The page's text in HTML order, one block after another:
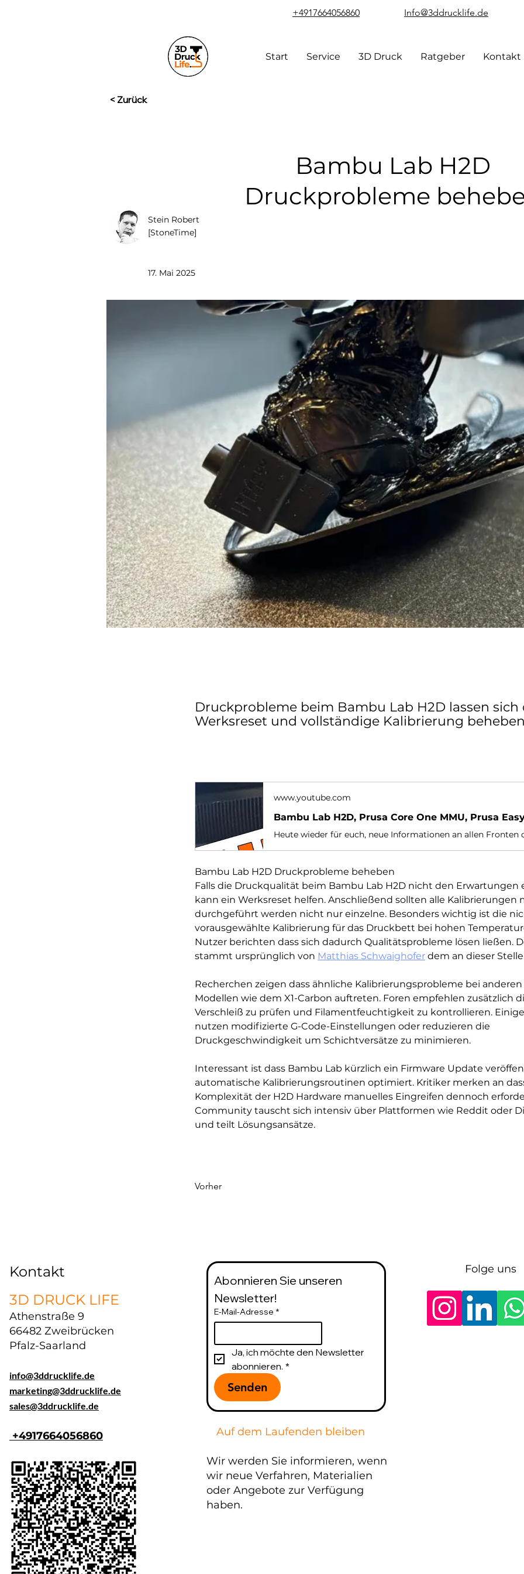
+4917664056860 Info@3ddrucklife.de
Start Service 3D Druck Ratgeber Kontakt
< Zurück
Stein Robert
[StoneTime]
Bambu Lab H2D
Druckprobleme
17. Mai 2025
Druckprobleme beim Bambu Lab H2D lassen sich
Werksreset und vollständige Kalibrierung
www.youtube.com
Bambu Lab H2D Druckprobleme beheben
Falls die Druckqualität beim Bambu Lab H2D nicht den Erwartungen
kann ein Werksreset helfen. Anschließend sollten alle Kalibrierungen
durchgeführt werden nicht nur einzelne. Besonders wichtig ist die
vorausgewählte Kalibrierung für das Druckbett bei hohen
Nutzer berichten dass sich dadurch Qualitätsprobleme lösen ließen.
stammt ursprünglich von Matthias Schwaighofer dem an dieser
Recherchen zeigen dass ähnliche Kalibrierungsprobleme bei
Modellen wie dem X1-Carbon auftreten. Foren empfehlen zusätzlich
Verschleiß zu prüfen und Filamentfeuchtigkeit zu kontrollieren.
nutzen modifizierte G-Code-Einstellungen oder reduzieren die
Druckgeschwindigkeit um Schichtversätze zu minimieren.
Interessant ist dass Bambu Lab kürzlich ein Firmware Update
automatische Kalibrierungsroutinen optimiert. Kritiker merken an
Komplexität der H2D Hardware manuelles Eingreifen dennoch
Community tauscht sich intensiv über Plattformen wie Reddit oder
und teilt Lösungsansätze.
Vorher
Kontakt
3D DRUCK LIFE
Athenstraße 9
66482 Zweibrücken
Pfalz-Saarland
info@3ddrucklife.de
marketing@3ddrucklife.de
​sales@3ddrucklife.de
+4917664056860
Abonnieren Sie unseren
Newsletter!
E-Mail-Adresse *
Ja, ich möchte den Newsletter
abonnieren. *
Senden
Auf dem Laufenden bleiben
Wir werden Sie informieren, wenn
wir neue Verfahren, Materialien
oder Angebote zur Verfügung
haben.
Folge uns